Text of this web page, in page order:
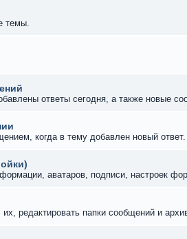
темы.
ответы сегодня, а также новые
когда в тему добавлен новый ответ.
аватаров, подписи, настроек
редактировать папки сообщений и